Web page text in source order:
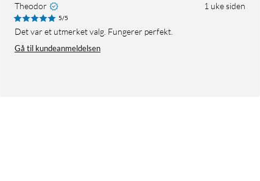
Theodor 1 uke siden
5/5
Det var et utmerket valg. Fungerer perfekt.
Gå til kundeanmeldelsen